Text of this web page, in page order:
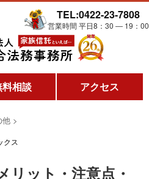
TEL:0422-23-7808
営業時間 平日8：30 ― 19：00
相談 アクセス
他 >
クス
リット・注意点・